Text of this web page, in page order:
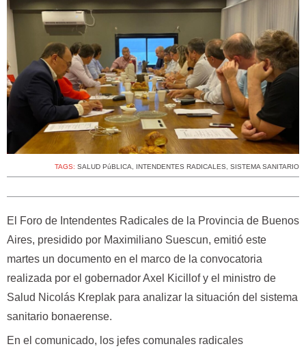
TAGS: SALUD PúBLICA, INTENDENTES RADICALES, SISTEMA SANITARIO
El Foro de Intendentes Radicales de la Provincia de Buenos
Aires, presidido por Maximiliano Suescun, emitió este
martes un documento en el marco de la convocatoria
realizada por el gobernador Axel Kicillof y el ministro de
Salud Nicolás Kreplak para analizar la situación del sistema
sanitario bonaerense.
En el comunicado, los jefes comunales radicales